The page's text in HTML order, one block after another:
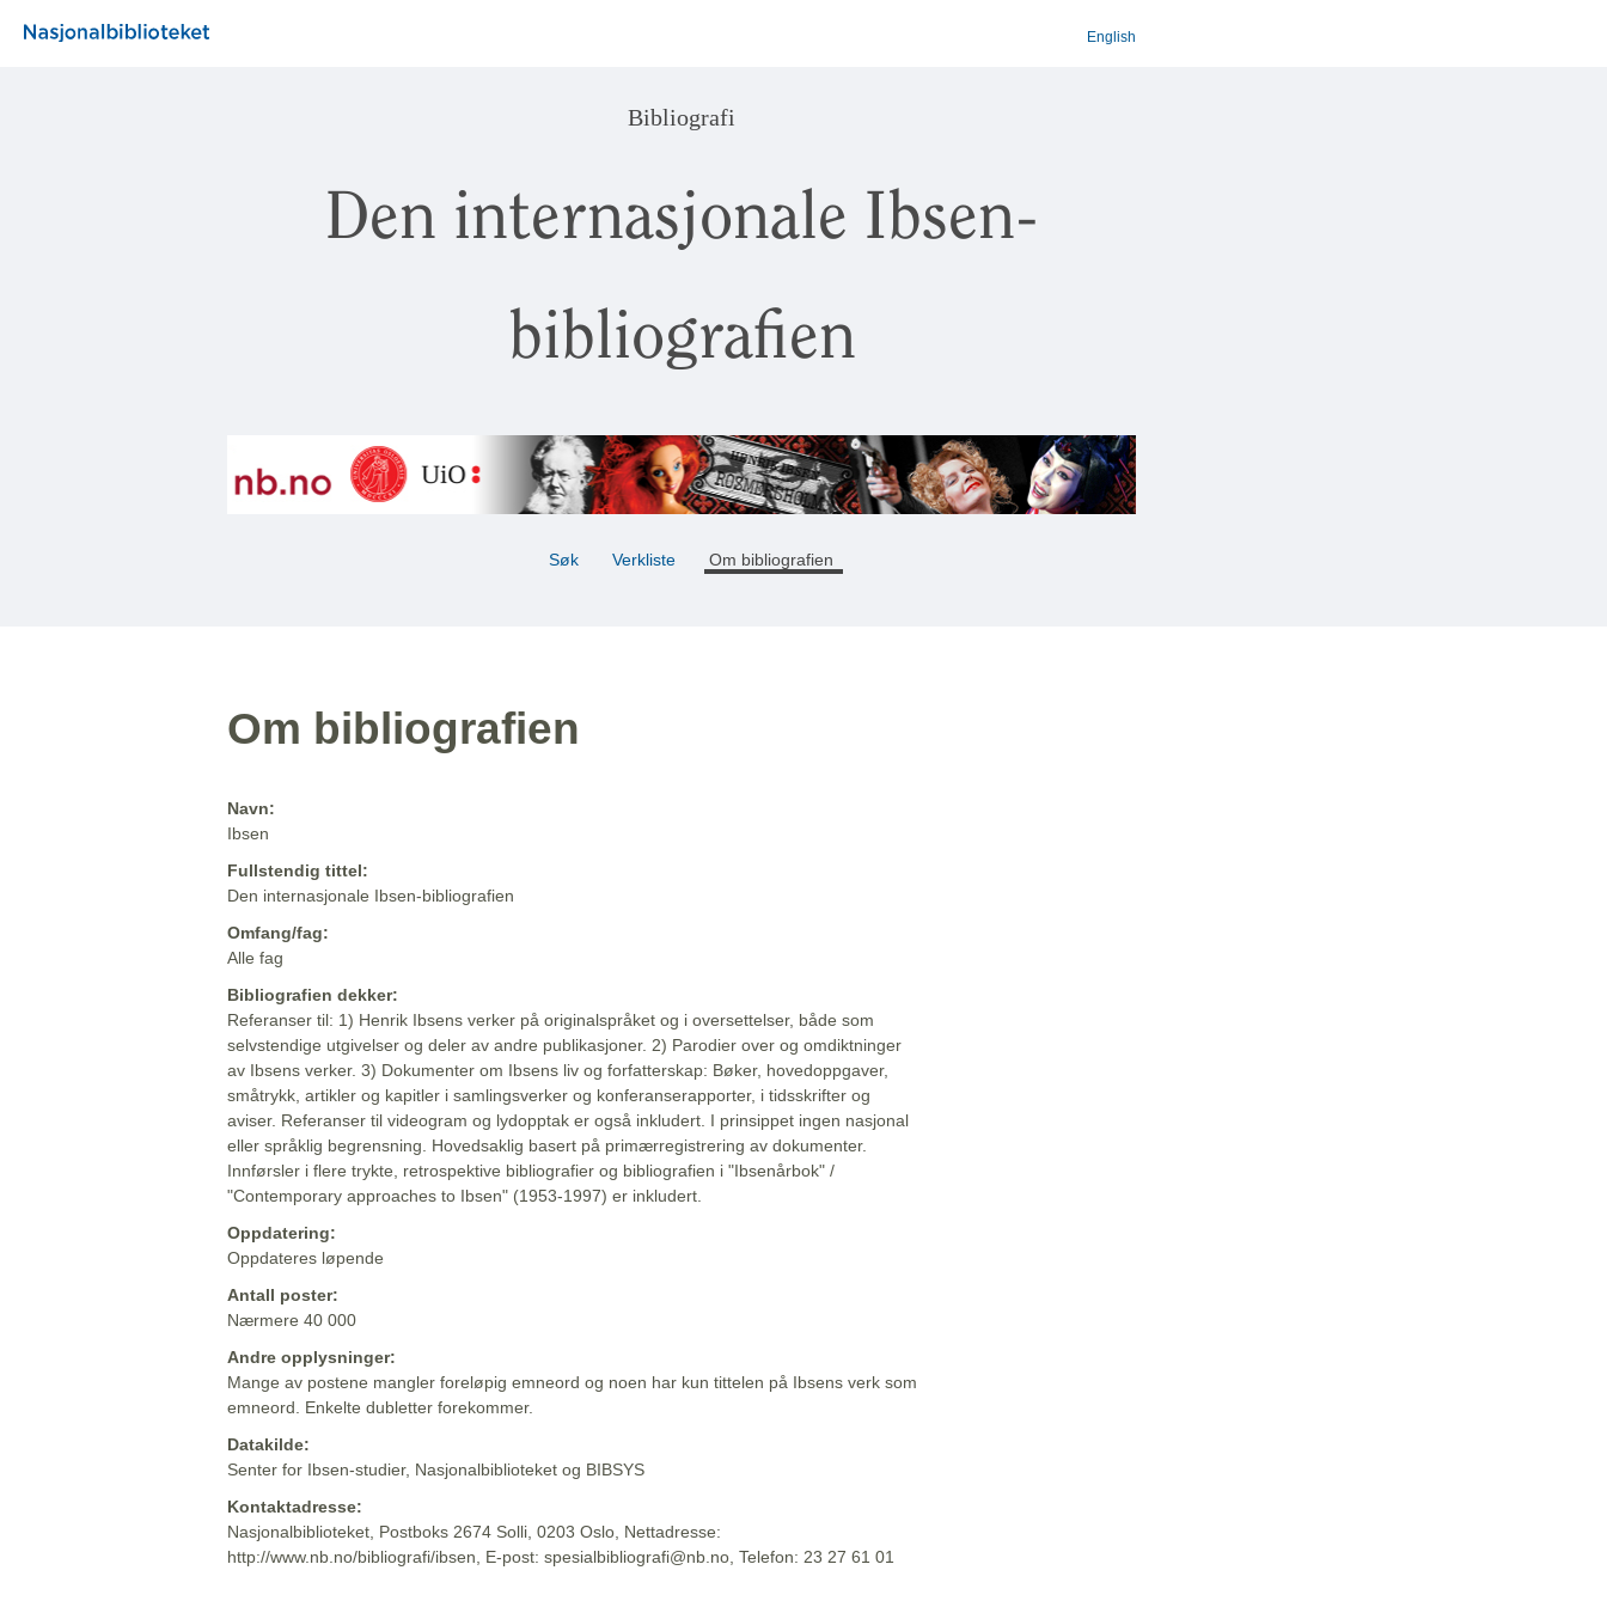
English
Bibliografi
Den internasjonale Ibsen-
bibliografien
Søk Verkliste Om bibliografien
Om bibliografien
Navn:
Ibsen
Fullstendig tittel:
Den internasjonale Ibsen-bibliografien
Omfang/fag:
Alle fag
Bibliografien dekker:
Referanser til: 1) Henrik Ibsens verker på originalspråket og i oversettelser, både som
selvstendige utgivelser og deler av andre publikasjoner. 2) Parodier over og omdiktninger
av Ibsens verker. 3) Dokumenter om Ibsens liv og forfatterskap: Bøker, hovedoppgaver,
småtrykk, artikler og kapitler i samlingsverker og konferanserapporter, i tidsskrifter og
aviser. Referanser til videogram og lydopptak er også inkludert. I prinsippet ingen nasjonal
eller språklig begrensning. Hovedsaklig basert på primærregistrering av dokumenter.
Innførsler i flere trykte, retrospektive bibliografier og bibliografien i "Ibsenårbok" /
"Contemporary approaches to Ibsen" (1953-1997) er inkludert.
Oppdatering:
Oppdateres løpende
Antall poster:
Nærmere 40 000
Andre opplysninger:
Mange av postene mangler foreløpig emneord og noen har kun tittelen på Ibsens verk som
emneord. Enkelte dubletter forekommer.
Datakilde:
Senter for Ibsen-studier, Nasjonalbiblioteket og BIBSYS
Kontaktadresse:
Nasjonalbiblioteket, Postboks 2674 Solli, 0203 Oslo, Nettadresse:
http://www.nb.no/bibliografi/ibsen, E-post: spesialbibliografi@nb.no, Telefon: 23 27 61 01